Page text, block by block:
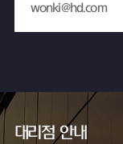
wonki@hd.com
대리점 안내